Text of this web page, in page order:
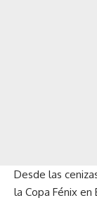
Desde las
la Copa Fénix en